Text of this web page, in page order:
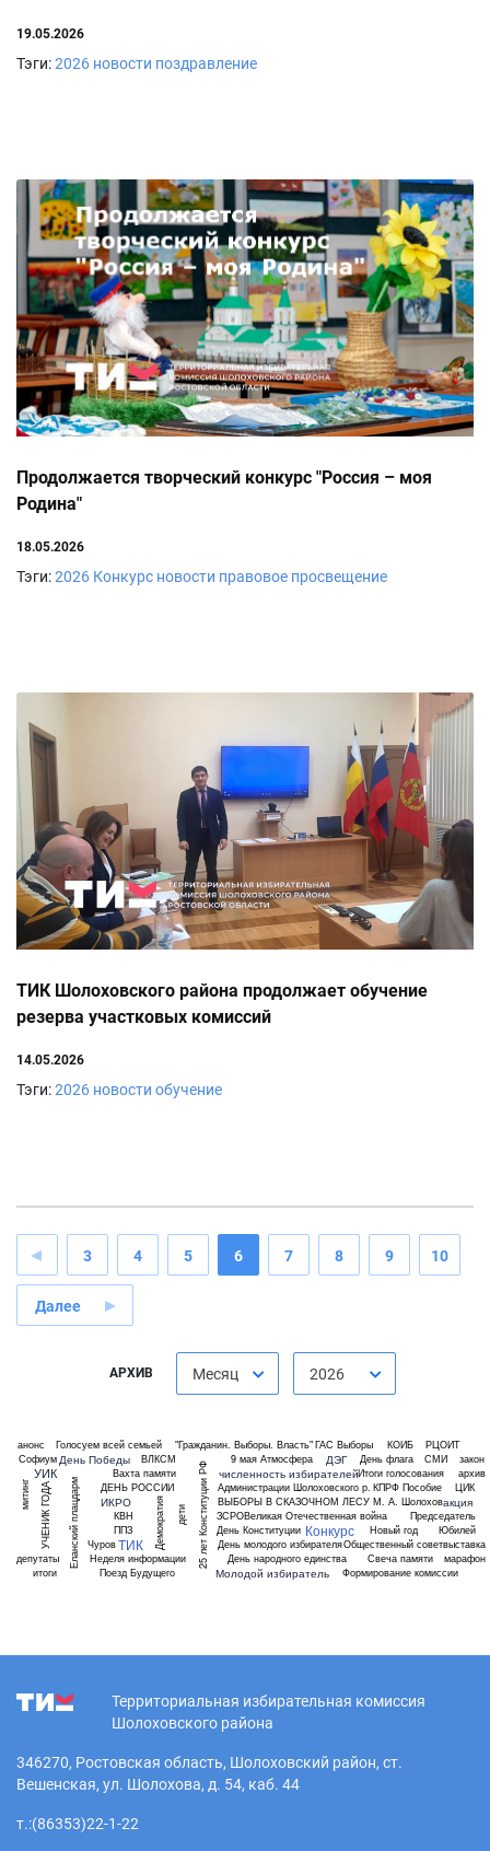
19.05.2026
Тэги:2026 новости поздравление
Продолжается творческий конкурс "Россия – моя
Родина"
18.05.2026
Тэги:2026 Конкурс новости правовое просвещение
ТИК Шолоховского района продолжает обучение
резерва участковых комиссий
14.05.2026
Тэги:2026 новости обучение
3 4 5 6 7 8 9 10
Далее
АРХИВ Месяц 2026
"Гражданин. Выборы. Власть"
25 лет Конституции РФ
9 мая
численность избирателей
Администрации Шолоховского р.
Атмосфера
ВЛКСМ
ВЫБОРЫ В СКАЗОЧНОМ ЛЕСУ
Вахта памяти
Великая Отечественная война
ГАС Выборы
Голосуем всей семьей
ДЕНЬ РОССИИ
ДЭГ
Демократия День Конституции
День Победы
День молодого избирателя
День народного единства
День флага
Еланский плацдарм ЗСРО
ИКРО
Итоги голосования
КВН
КОИБ
КПРФ
Конкурс
М. А. Шолохов
Молодой избиратель
Неделя информации
Новый год
Общественный совет
ППЗ
Поезд Будущего
Пособие
Председатель
РЦОИТ
СМИ
Свеча памяти
Софиум
ТИК
УИК
УЧЕНИК ГОДА
Формирование комиссии
ЦИК
Чуров
Юбилей
акция
анонс
архив
выставка
депутаты
дети
закон
итоги
марафон
митинг
Территориальная избирательная комиссия
Шолоховского района
346270, Ростовская область, Шолоховский район, ст.
Вешенская, ул. Шолохова, д. 54, каб. 44
т.:(86353)22-1-22